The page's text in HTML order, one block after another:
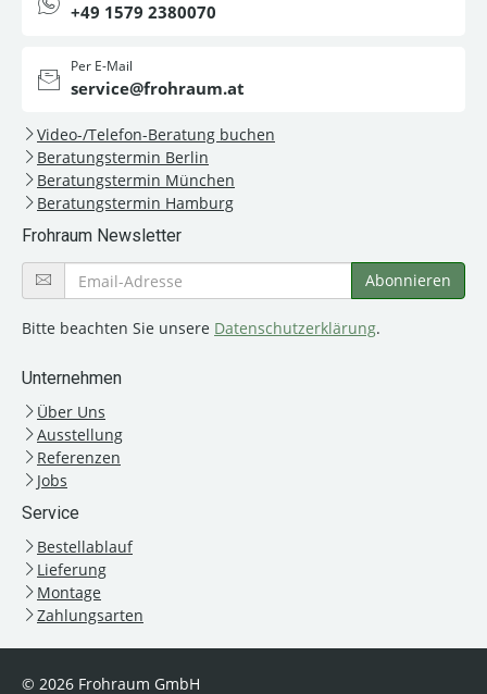
+49 1579 2380070
Per E-Mail
service@frohraum.at
Video-/Telefon-Beratung buchen
Beratungstermin Berlin
Beratungstermin München
Beratungstermin Hamburg
Frohraum Newsletter
Bitte beachten Sie unsere Datenschutzerklärung.
Unternehmen
Über Uns
Ausstellung
Referenzen
Jobs
Service
Bestellablauf
Lieferung
Montage
Zahlungsarten
© 2026 Frohraum GmbH